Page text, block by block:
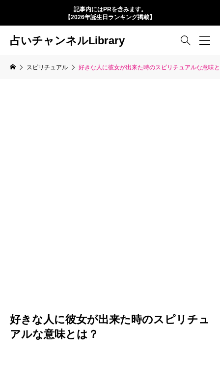
記事内にはPRを含みます。
【2026年誕生日ランキング掲載】
占いチャンネルLibrary 
スピリチュアル 好きな人に彼女が出来た時のスピリチュアルな意味
好きな人に彼女が出来た時のスピリチュ
アルな意味とは？